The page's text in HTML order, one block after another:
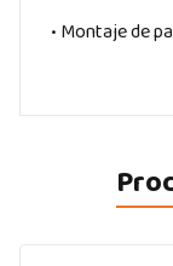
• Montaje de